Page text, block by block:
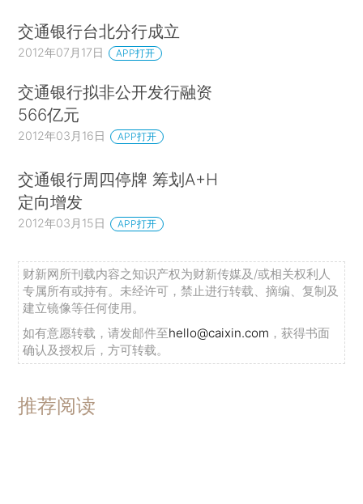
交通银行台北分行成立
2012年07月17日 APP打开
交通银行拟非公开发行融资
566亿元
2012年03月16日 APP打开
交通银行周四停牌 筹划A+H
定向增发
2012年03月15日 APP打开
财新网所刊载内容之知识产权为财新传媒及/或相关权利人
专属所有或持有。未经许可，禁止进行转载、摘编、复制及
建立镜像等任何使用。
如有意愿转载，请发邮件至hello@caixin.com ，获得书面
确认及授权后，方可转载。
推荐阅读